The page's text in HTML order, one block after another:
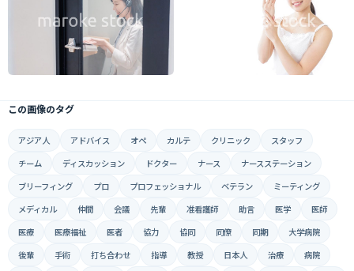
この画像のタグ
アジア人 アドバイス オペ カルテ クリニック
スタッフ
チーム
ディスカッション ドクター ナース
ナースステーション
ブリーフィング
プロ プロフェッショナル ベテラン
ミーティング
メディカル
仲間 会議 先輩 准看護師 助言 医学
医師
医療
医療福祉 医者 協力 協同 同僚 同期
大学病院
後輩
手術 打ち合わせ 指導 教授 日本人 治療
病院